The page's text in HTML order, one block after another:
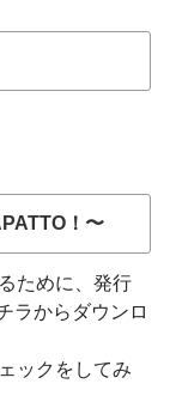
！〜
ために、発行
ラからダウンロ
ックをしてみ